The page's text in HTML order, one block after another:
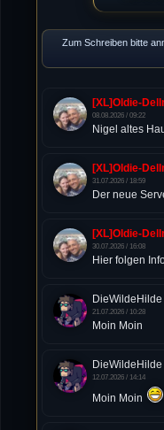
Zum Schreiben bitte
[XL]Oldie-
08.08.2026 / 09:22
Nigel altes
[XL]Oldie-
31.07.2026 / 18:59
Der neue
[XL]Oldie-
30.07.2026 / 16:08
Hier folgen
DieWildeHilde
21.07.2026 / 10:28
Moin Moin
DieWildeHilde
12.07.2026 / 14:14
Moin Moin